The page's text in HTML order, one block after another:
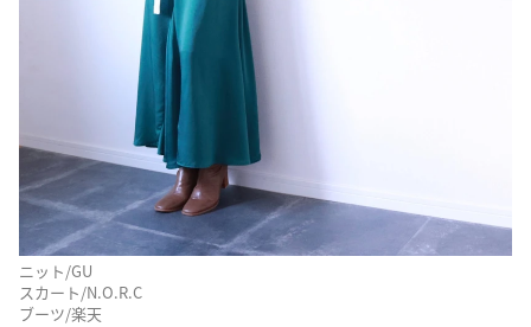
ニット/GU
スカート/N.O.R.C
ブーツ/楽天